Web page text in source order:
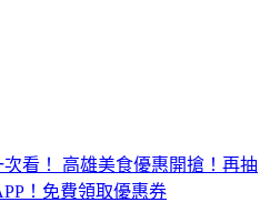
看！ 高雄美食優惠開搶！再抽
！免費領取優惠券